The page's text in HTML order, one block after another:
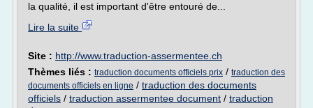
la qualité, il est important d'être entouré de...
Lire la suite
Site : http://www.traduction-assermentee.ch
Thèmes liés : traduction documents officiels prix / traduction des
documents officiels en ligne / traduction des documents
officiels / traduction assermentee document / traduction